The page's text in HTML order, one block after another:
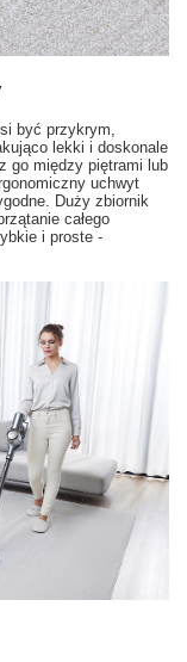
być przykrym,
lekki i doskonale
go między piętrami lub
uchwyt
Duży zbiornik
całego
i proste -